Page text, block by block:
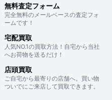
無料査定フォーム
完全無料のメールベースの査定フォ
ームです！
宅配買取
人気NO.1の買取方法！自宅から当社
へお荷物を送るだけ！
店頭買取
ご自宅から最寄りの店舗へ。買い物
ついでにご来店して買取できます。